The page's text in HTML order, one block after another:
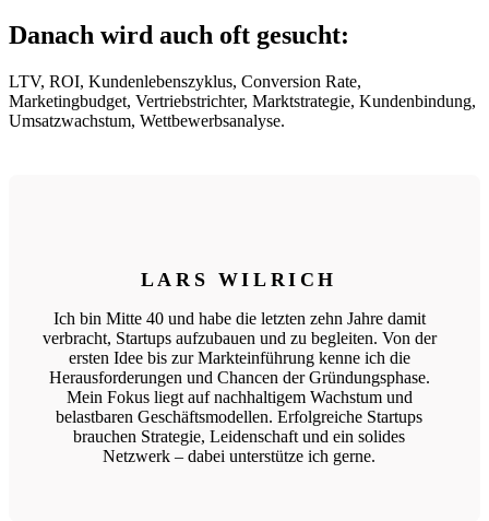
Danach wird auch oft gesucht:
LTV, ROI, Kundenlebenszyklus, Conversion Rate,
Marketingbudget, Vertriebstrichter, Marktstrategie, Kundenbindung,
Umsatzwachstum, Wettbewerbsanalyse.
LARS WILRICH
Ich bin Mitte 40 und habe die letzten zehn Jahre damit
verbracht, Startups aufzubauen und zu begleiten. Von der
ersten Idee bis zur Markteinführung kenne ich die
Herausforderungen und Chancen der Gründungsphase.
Mein Fokus liegt auf nachhaltigem Wachstum und
belastbaren Geschäftsmodellen. Erfolgreiche Startups
brauchen Strategie, Leidenschaft und ein solides
Netzwerk – dabei unterstütze ich gerne.